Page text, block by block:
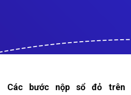
Các bước nộp sổ đỏ trên